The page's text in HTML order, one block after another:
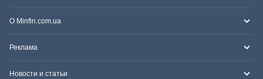
О Minfin.com.ua
Реклама
Новости и статьи